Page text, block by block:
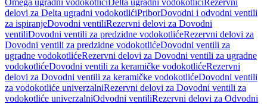
Omega ugradni vodokotlićiDelta ugradni vodokotlićiRezervni
delovi za Delta ugradni vodokotlićiPriborDovodni i odvodni ventili
za ispiranjeDovodni ventiliRezervni delovi za Dovodni
ventiliDovodni ventili za predzidne vodokotlićeRezervni delovi za
Dovodni ventili za predzidne vodokotlićeDovodni ventili za
ugradne vodokotlićeRezervni delovi za Dovodni ventili za ugradne
vodokotlićeDovodni ventili za keramičke vodokotlićeRezervni
delovi za Dovodni ventili za keramičke vodokotlićeDovodni ventili
za vodokotliće univerzalniRezervni delovi za Dovodni ventili za
vodokotliće univerzalniOdvodni ventiliRezervni delovi za Odvodni